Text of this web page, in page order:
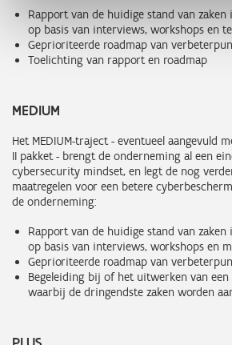
Rapport van de huidige stand van
op basis van interviews, workshops en
Geprioriteerde roadmap van
Toelichting van rapport en roadmap
MEDIUM
Het MEDIUM-traject - eventueel aangevuld
II pakket - brengt de onderneming al een
cybersecurity mindset, en legt de nog
maatregelen voor een betere
de onderneming:
Rapport van de huidige stand van
op basis van interviews, workshops en
Geprioriteerde roadmap van
Begeleiding bij of het uitwerken van
waarbij de dringendste zaken worden